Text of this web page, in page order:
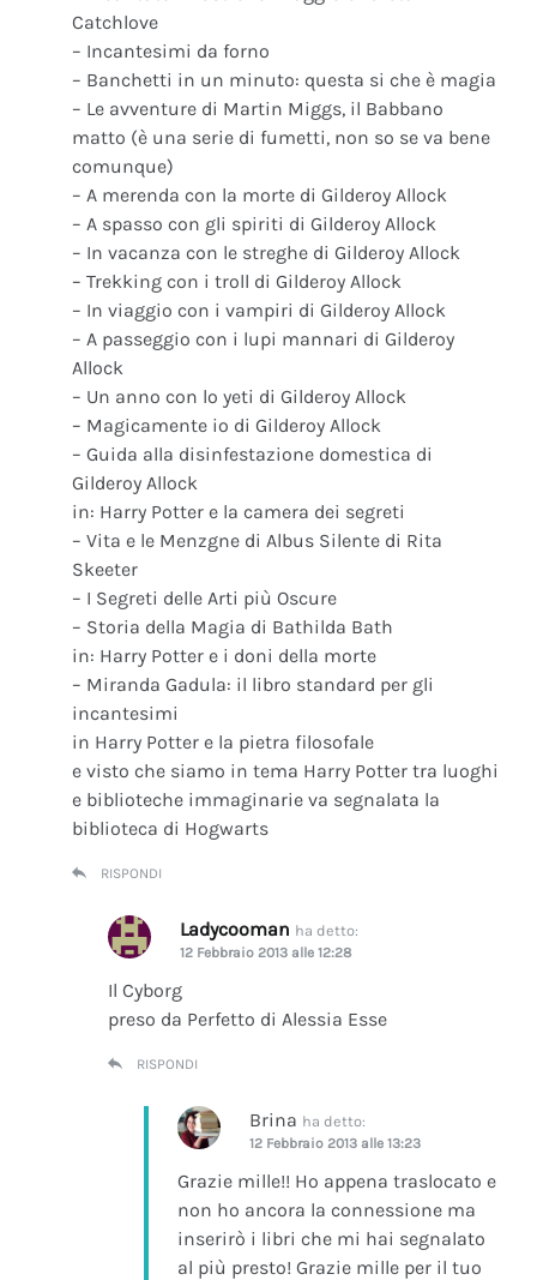
Catchlove
– Incantesimi da forno
– Banchetti in un minuto: questa si che è magia
– Le avventure di Martin Miggs, il Babbano
matto (è una serie di fumetti, non so se va bene
comunque)
– A merenda con la morte di Gilderoy Allock
– A spasso con gli spiriti di Gilderoy Allock
– In vacanza con le streghe di Gilderoy Allock
– Trekking con i troll di Gilderoy Allock
– In viaggio con i vampiri di Gilderoy Allock
– A passeggio con i lupi mannari di Gilderoy
Allock
– Un anno con lo yeti di Gilderoy Allock
– Magicamente io di Gilderoy Allock
– Guida alla disinfestazione domestica di
Gilderoy Allock
in: Harry Potter e la camera dei segreti
– Vita e le Menzgne di Albus Silente di Rita
Skeeter
– I Segreti delle Arti più Oscure
– Storia della Magia di Bathilda Bath
in: Harry Potter e i doni della morte
– Miranda Gadula: il libro standard per gli
incantesimi
in Harry Potter e la pietra filosofale
e visto che siamo in tema Harry Potter tra luoghi
e biblioteche immaginarie va segnalata la
biblioteca di Hogwarts
RISPONDI
Ladycooman ha detto:
12 Febbraio 2013 alle 12:28
Il Cyborg
preso da Perfetto di Alessia Esse
RISPONDI
Brina ha detto:
12 Febbraio 2013 alle 13:23
Grazie mille!! Ho appena traslocato e
non ho ancora la connessione ma
inserirò i libri che mi hai segnalato
al più presto! Grazie mille per il tuo